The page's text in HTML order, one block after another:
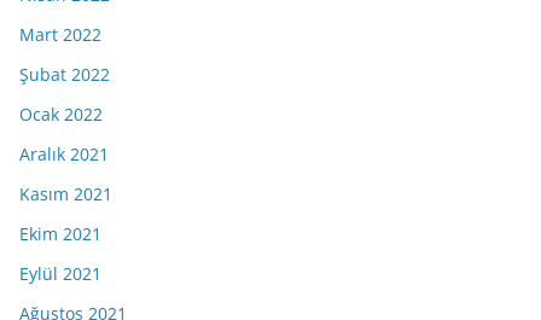
Mart 2022
Şubat 2022
Ocak 2022
Aralık 2021
Kasım 2021
Ekim 2021
Eylül 2021
Ağustos 2021